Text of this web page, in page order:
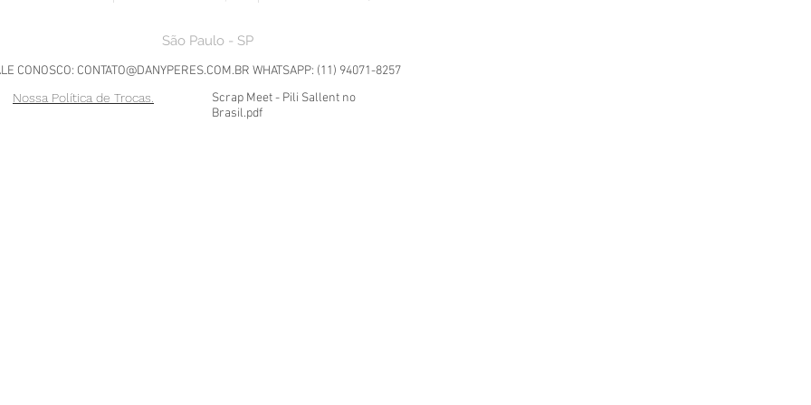
São Paulo - SP
CONOSCO: CONTATO@DANYPERES.COM.BR WHATSAPP: (11) 94071-8257
Nossa Política de Trocas.
Scrap Meet - Pili Sallent no
Brasil.pdf